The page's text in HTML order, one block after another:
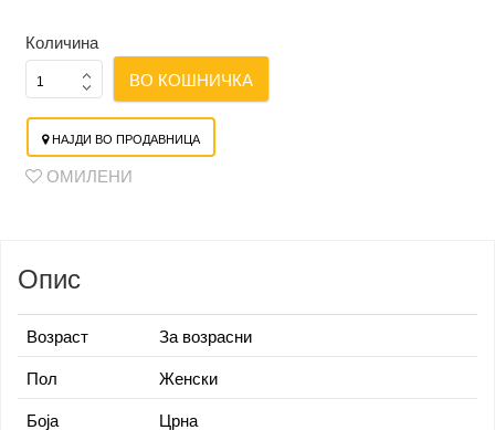
Количина
ВО КОШНИЧКА
НАЈДИ ВО ПРОДАВНИЦА
ОМИЛЕНИ
Опис
Возраст
За возрасни
Пол
Женски
Боја
Црна